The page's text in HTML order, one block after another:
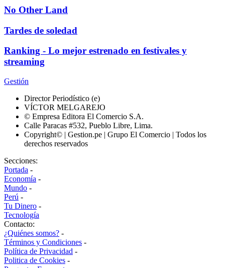
No Other Land
Tardes de soledad
Ranking - Lo mejor estrenado en festivales y
streaming
Gestión
Director Periodístico (e)
VÍCTOR MELGAREJO
© Empresa Editora El Comercio S.A.
Calle Paracas #532, Pueblo Libre, Lima.
Copyright© | Gestion.pe | Grupo El Comercio | Todos los
derechos reservados
Secciones:
Portada -
Economía -
Mundo -
Perú -
Tu Dinero -
Tecnología
Contacto:
¿Quiénes somos? -
Términos y Condiciones -
Política de Privacidad -
Politica de Cookies -